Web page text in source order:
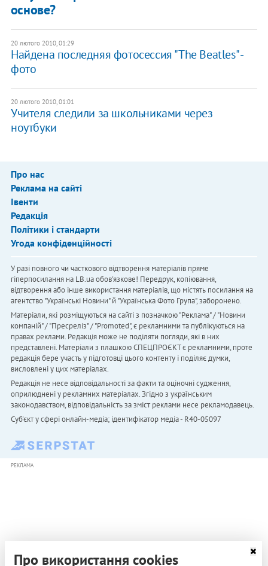
основе?
20 лютого 2010, 01:29
Найдена последняя фотосессия "The Beatles" -
фото
20 лютого 2010, 01:01
Учителя следили за школьниками через
ноутбуки
Про нас
Реклама на сайті
Івенти
Редакція
Політики і стандарти
Угода конфіденційності
У разі повного чи часткового відтворення матеріалів пряме
гіперпосилання на LB.ua обов'язкове! Передрук, копіювання,
відтворення або інше використання матеріалів, що містять посилання на
агентство "Українськi Новини" й "Українська Фото Група", заборонено.
Матеріали, які розміщуються на сайті з позначкою "Реклама" / "Новини
компаній" / "Пресреліз" / "Promoted", є рекламними та публікуються на
правах реклами. Редакція може не поділяти погляди, які в них
представлені. Матеріали з плашкою СПЕЦПРОЄКТ є рекламними, проте
редакція бере участь у підготовці цього контенту і поділяє думки,
висловлені у цих матеріалах.
Редакція не несе відповідальності за факти та оціночні судження,
оприлюднені у рекламних матеріалах. Згідно з українським
законодавством, відповідальність за зміст реклами несе рекламодавець.
Cуб'єкт у сфері онлайн-медіа; ідентифікатор медіа - R40-05097
РЕКЛАМА
Про використання cookies